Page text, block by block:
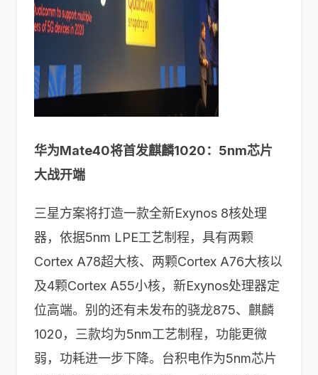
华为Mate40将首发麒麟1020：5nm芯片
大战开端
三星方案将打造一款全新Exynos 8核处理
器，依据5nm LPE工艺制程，具有两颗
Cortex A78超大核、两颗Cortex A76大核以
及4颗Cortex A55小核，新Exynos处理器定
位高端。别的还有未发布的骁龙875、麒麟
1020，三款均为5nm工艺制程，功能更微
弱，功耗进一步下降。台积电作为5nm芯片